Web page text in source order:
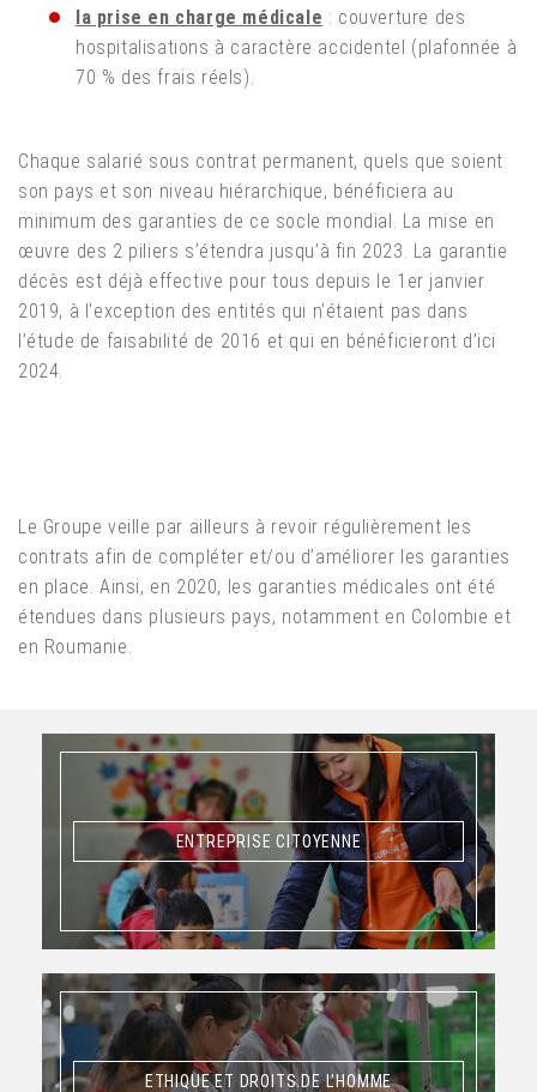
la prise en charge médicale : couverture des
hospitalisations à caractère accidentel (plafonnée à
70 % des frais réels).
Chaque salarié sous contrat permanent, quels que soient
son pays et son niveau hiérarchique, bénéficiera au
minimum des garanties de ce socle mondial. La mise en
œuvre des 2 piliers s’étendra jusqu’à fin 2023. La garantie
décès est déjà effective pour tous depuis le 1er janvier
2019, à l’exception des entités qui n’étaient pas dans
l’étude de faisabilité de 2016 et qui en bénéficieront d’ici
2024.
Le Groupe veille par ailleurs à revoir régulièrement les
contrats afin de compléter et/ou d’améliorer les garanties
en place. Ainsi, en 2020, les garanties médicales ont été
étendues dans plusieurs pays, notamment en Colombie et
en Roumanie.
ENTREPRISE CITOYENNE
ENTREPRISE CITOYENNE
ETHIQUE ET DROITS DE L’HOMME
ETHIQUE ET DROITS DE L’HOMME